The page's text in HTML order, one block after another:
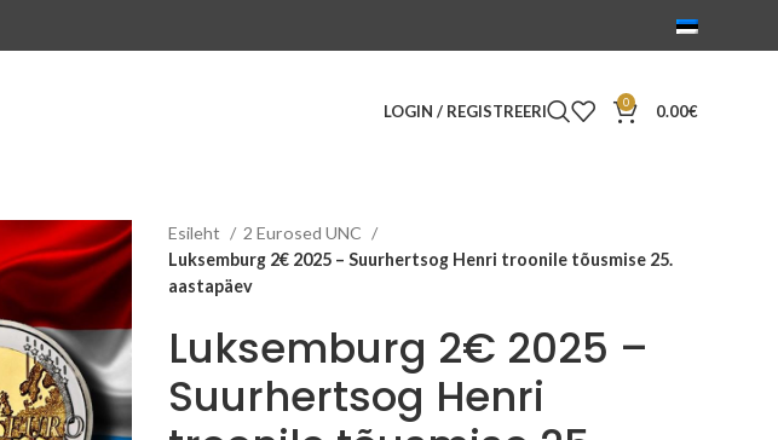
LOGIN / REGISTREERI 0 0.00€
Esileht
2 Eurosed UNC
Luksemburg 2€ 2025 – Suurhertsog Henri troonile tõusmise 25.
aastapäev
Luksemburg 2€ 2025 –
Suurhertsog Henri